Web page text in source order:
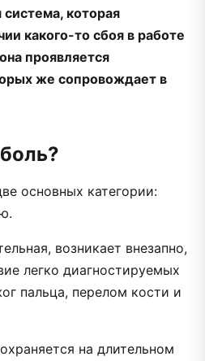
система, которая
какого-то сбоя в работе
проявляется
же сопровождает в
основных категории:
возникает внезапно,
легко диагностируемых
пальца, перелом кости и
на длительном